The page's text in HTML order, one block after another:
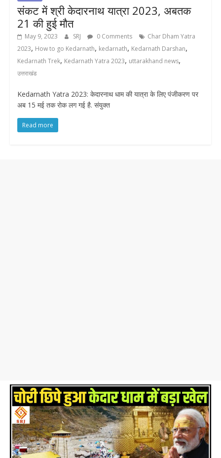
संकट में श्री केदारनाथ यात्रा 2023, अबतक
21 की हुई मौत
May 9, 2023 SRJ 0 Comments
Char Dham Yatra
2023, How to go Kedarnath, kedarnath, Kedarnath Darshan,
Kedarnath Trek, Kedarnath Yatra 2023, uttarakhand news,
उत्तराखंड
Kedarnath Yatra 2023: केदारनाथ धाम की यात्रा के लिए पंजीकरण पर
अब 15 मई तक रोक लग गई है. संयुक्त
Read more